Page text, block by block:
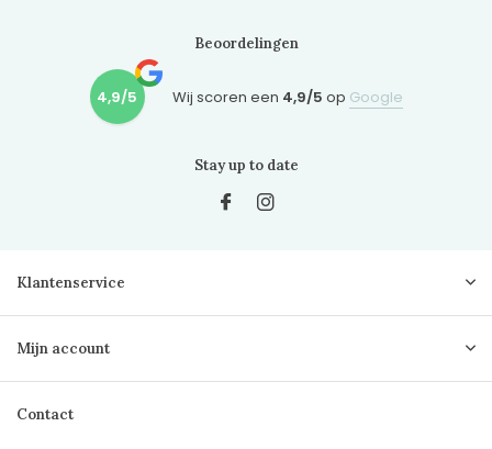
Beoordelingen
4,9/5 Wij scoren een 4,9/5 op Google
Stay up to date
Klantenservice
Mijn account
Contact